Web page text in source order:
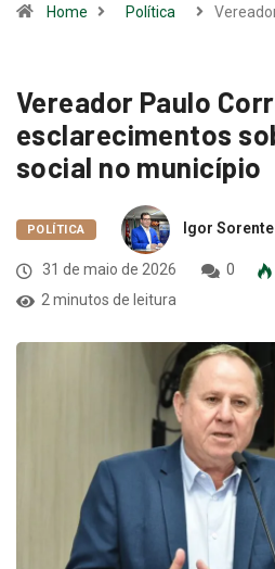
Home Política
Vereador Paulo
esclarecimentos
social no município
POLÍTICA Igor Sorente
31 de maio de 2026 0
2 minutos de leitura